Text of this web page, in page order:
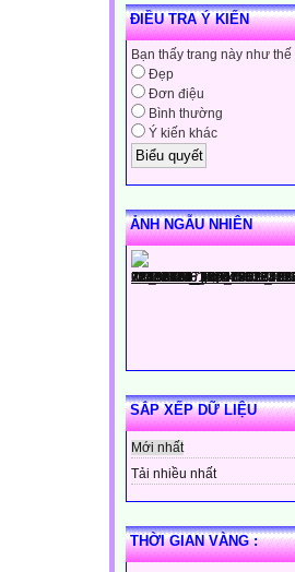
ĐIỀU TRA Ý KIẾN
Bạn thấy trang này như
Đẹp
Đơn điệu
Bình thường
Ý kiến khác
ẢNH NGẪU NHIÊN
SẮP XẾP DỮ LIỆU
Mới nhất
Tải nhiều nhất
THỜI GIAN VÀNG :